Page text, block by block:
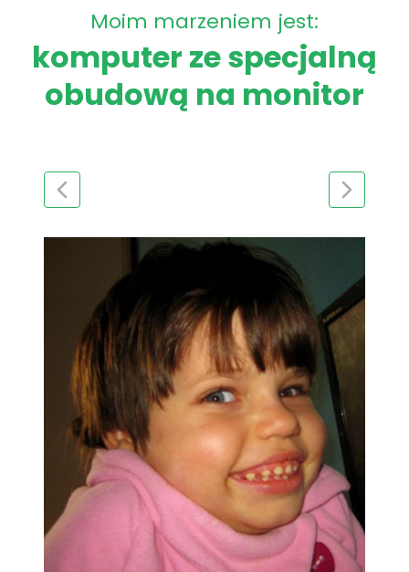
Moim marzeniem jest:
komputer ze specjalną
obudową na monitor